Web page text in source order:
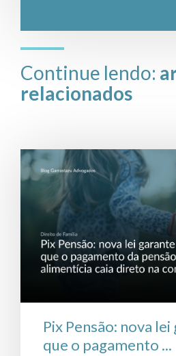
Continue lendo:
relacionados
Pix Pensão: nova
que o pagamento ...